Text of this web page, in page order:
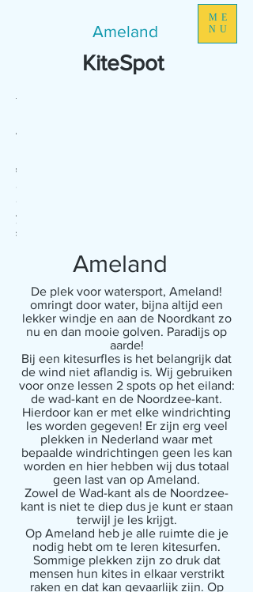
ME
NU
KiteSpot
Ameland
Noordzee
wij staan staan
op het strand
op ongeveer
400 meter van
Ameland
garanderen wij
dat we alle
ruimte hebben
voor onze kites
en onze lessen.
Ameland
wadkant
De Waddenzee
is perfect om te
oefenen met
varen, je kunt
hebt alle ruimte
je hebt geen
last van golfjes.
Ameland
De plek voor watersport, Ameland!
omringt door water, bijna altijd een
lekker windje en aan de Noordkant zo
nu en dan mooie golven. Paradijs op
aarde!
Bij een kitesurfles is het belangrijk dat
de wind niet aflandig is. Wij gebruiken
voor onze lessen 2 spots op het eiland:
de wad-kant en de Noordzee-kant.
Hierdoor kan er met elke windrichting
les worden gegeven! Er zijn erg veel
plekken in Nederland waar met
bepaalde windrichtingen geen les kan
worden en hier hebben wij dus totaal
geen last van op Ameland.
Zowel de Wad-kant als de Noordzee-
kant is niet te diep dus je kunt er staan
terwijl je les krijgt.
Op Ameland heb je alle ruimte die je
nodig hebt om te leren kitesurfen.
Sommige plekken zijn zo druk dat
mensen hun kites in elkaar verstrikt
raken en dat kan gevaarlijk zijn. Op